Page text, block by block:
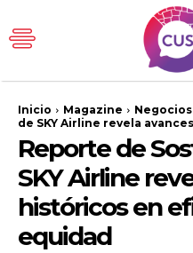
Inicio Magazine Negocios
de SKY Airline revela
Reporte de
SKY Airline
históricos en
equidad